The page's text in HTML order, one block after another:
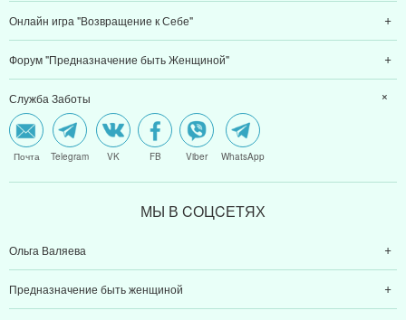
Онлайн игра "Возвращение к Себе"
Форум "Предназначение быть Женщиной"
Служба Заботы
Почта Telegram VK FB Viber WhatsApp
МЫ В CОЦCЕТЯХ
Ольга Валяева
Предназначение быть женщиной